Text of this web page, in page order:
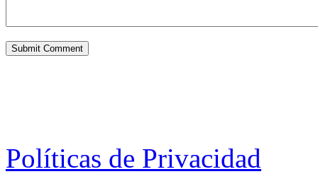
Políticas de Privacidad